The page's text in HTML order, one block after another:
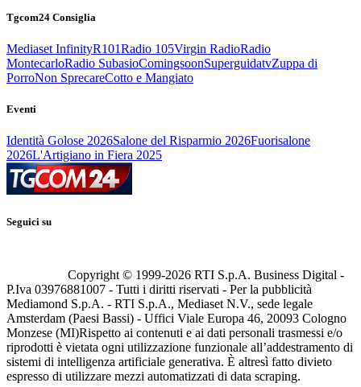
Tgcom24 Consiglia
Mediaset InfinityR101Radio 105Virgin RadioRadio
MontecarloRadio SubasioComingsoonSuperguidatvZuppa di
PorroNon SprecareCotto e Mangiato
Eventi
Identità Golose 2026Salone del Risparmio 2026Fuorisalone
2026L'Artigiano in Fiera 2025
Seguici su
Copyright © 1999-2026 RTI S.p.A. Business Digital -
P.Iva 03976881007 - Tutti i diritti riservati - Per la pubblicità
Mediamond S.p.A. - RTI S.p.A., Mediaset N.V., sede legale
Amsterdam (Paesi Bassi) - Uffici Viale Europa 46, 20093 Cologno
Monzese (MI)Rispetto ai contenuti e ai dati personali trasmessi e/o
riprodotti è vietata ogni utilizzazione funzionale all’addestramento di
sistemi di intelligenza artificiale generativa. È altresì fatto divieto
espresso di utilizzare mezzi automatizzati di data scraping.